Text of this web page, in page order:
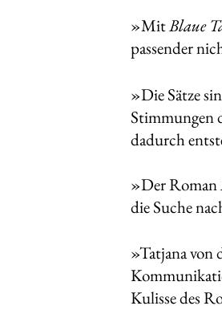
»MitBlaue
passender
»Die Sätze
Stimmungen
dadurch
»Der Roman
die Suche
»Tatjana von
Kulisse des